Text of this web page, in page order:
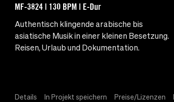
MF-3824 | 130 BPM | E-Dur
Authentisch klingende arabische bis
asiatische Musik in einer kleinen Besetzung.
Reisen, Urlaub und Dokumentation.
Details In Projekt speichern Preise/Lizenzen